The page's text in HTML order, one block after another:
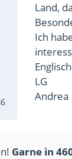
Land,
Ich
LG
Andrea
Garne in